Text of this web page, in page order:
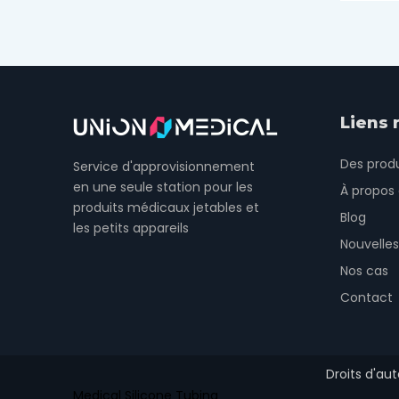
Service d'approvisionnement
en une seule station pour les
produits médicaux jetables et
les petits appareils
Liens
Des
À propos
Blog
Nouvelles
Nos cas
Contact
Droits